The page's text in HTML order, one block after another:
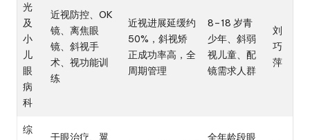
光
及
小
儿
眼
病
科
近视防控、OK
镜、离焦眼
镜、斜视手
术、视功能训
练
近视进展延缓约
50%，斜视矫
正成功率高，全
周期管理
8–18 岁青
少年、斜弱
视儿童、配
镜需求人群
刘
巧
萍
综
干眼治疗、翼
全年龄段眼